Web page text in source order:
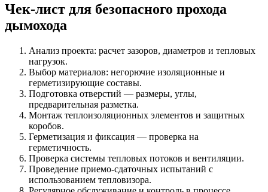
Чек-лист для безопасного прохода
дымохода
Анализ проекта: расчет зазоров, диаметров и тепловых
нагрузок.
Выбор материалов: негорючие изоляционные и
герметизирующие составы.
Подготовка отверстий — размеры, углы,
предварительная разметка.
Монтаж теплоизоляционных элементов и защитных
коробов.
Герметизация и фиксация — проверка на
герметичность.
Проверка системы тепловых потоков и вентиляции.
Проведение приемо-сдаточных испытаний с
использованием тепловизора.